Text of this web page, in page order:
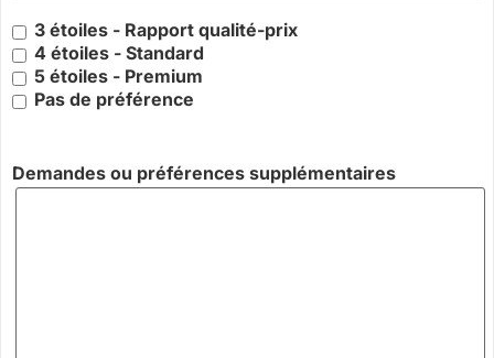
3 étoiles - Rapport qualité-prix
4 étoiles - Standard
5 étoiles - Premium
Pas de préférence
Demandes ou préférences supplémentaires